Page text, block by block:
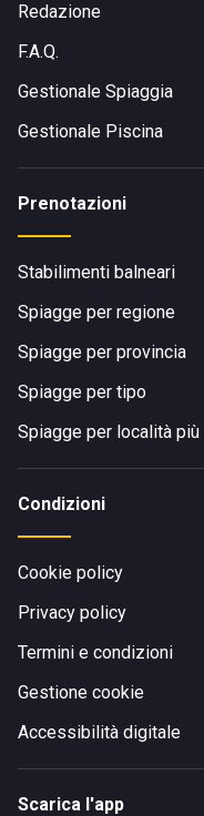
Redazione
F.A.Q.
Gestionale Spiaggia
Gestionale Piscina
Prenotazioni
Stabilimenti balneari
Spiagge per regione
Spiagge per provincia
Spiagge per tipo
Spiagge per località
Condizioni
Cookie policy
Privacy policy
Termini e condizioni
Gestione cookie
Accessibilità digitale
Scarica l'app